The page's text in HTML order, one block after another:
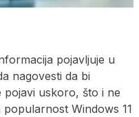
pojavljuje u
nagovesti da bi
pojavi uskoro, što i ne
Windows 11